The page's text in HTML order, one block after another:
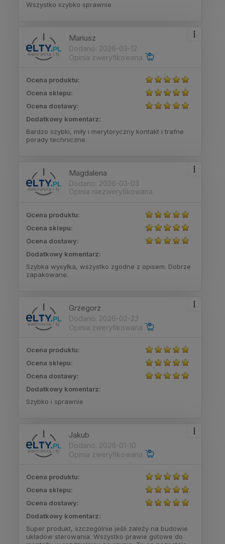
Wszystko szybko sprawnie
Mariusz
Dodano: 2026-03-12
Opinia zweryfikowana
Ocena produktu:
Ocena sklepu:
Ocena dostawy:
Dodatkowy komentarz:
Bardzo szybki, miły i merytoryczny kontakt i trafne
porady techniczne.
Magdalena
Dodano: 2026-03-03
Opinia niezweryfikowana
Ocena produktu:
Ocena sklepu:
Ocena dostawy:
Dodatkowy komentarz:
Szybka wysyłka, wszystko zgodne z opisem. Dobrze
zapakowane.
Grzegorz
Dodano: 2026-02-23
Opinia zweryfikowana
Ocena produktu:
Ocena sklepu:
Ocena dostawy:
Dodatkowy komentarz:
Szybko i sprawnie
Jakub
Dodano: 2026-01-10
Opinia zweryfikowana
Ocena produktu:
Ocena sklepu:
Ocena dostawy:
Dodatkowy komentarz:
Super produkt, szczególnie jeśli zależy na budowie
układów sterowania. Wszystko prawie gotowe do